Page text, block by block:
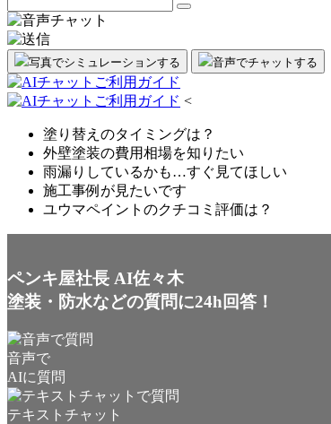
写真でシミュレーションする 音声でチャット する
<
塗り替えのタイミングは？
外壁塗装の費用相場を知りたい
雨漏りしているかも…すぐ見てほしい
施工事例が見たいです
ユウマペイントのクチコミ評価は？
ペンキ屋社長 AI佐々木
塗装・防水などの質問に24h回答！
音声で
AIに質問
テキストチャット